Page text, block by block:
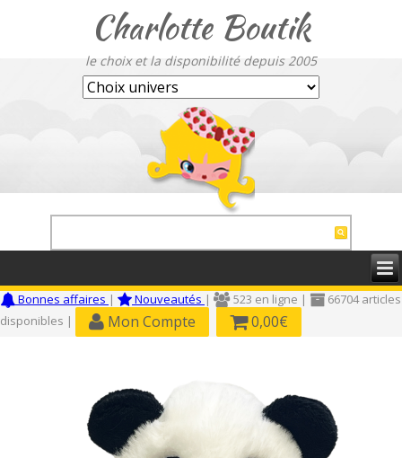
Charlotte Boutik
le choix et la disponibilité depuis 2005
Bonnes affaires | Nouveautés | 523 en ligne |
66704 articles
disponibles |
Mon Compte 0,00€